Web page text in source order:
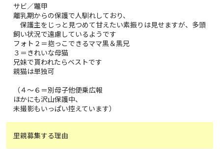
サビ／鼈甲
離乳期からの保護で人馴れしており、
保護主をじっと見つめて甘えたい素振りは見せますが、多頭
飼い状況で遠慮しているようです
フォト２＝抱っこできるママ黒＆黒兄
３＝きれいな母猫
兄妹で貰われたらベストです
親猫は単独可
（４〜６＝別母子他便乗広報
ほかにも沢山保護中、
未撮影もいっぱい控えています）
里親募集する理由